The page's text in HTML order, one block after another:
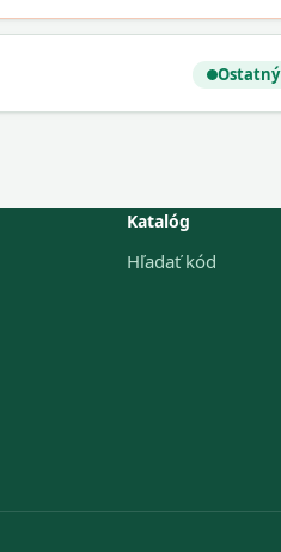
Ostatný
Katalóg
Hľadať kód